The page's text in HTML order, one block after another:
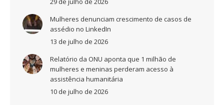
Mulheres denunciam crescimento de casos de
assédio no LinkedIn
13 de julho de 2026
Relatório da ONU aponta que 1 milhão de
mulheres e meninas perderam acesso à
assistência humanitária
10 de julho de 2026